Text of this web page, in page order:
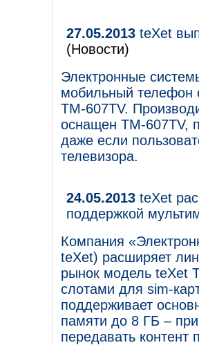
27.05.2013 teXet
(Новости)
Электронные
мобильный телефон
TM-607TV.
оснащен TM-607TV,
даже если
телевизора.
24.05.2013 teXet
поддержкой
Компания
teXet) расширяет
рынок модель teXet
слотами для sim-
поддерживает
памяти до 8 ГБ –
передавать контент